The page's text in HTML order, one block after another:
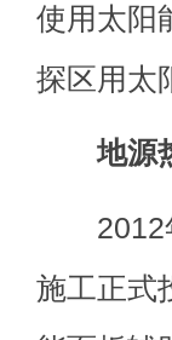
使用太阳
探区用太
地源
2012年
施工正式